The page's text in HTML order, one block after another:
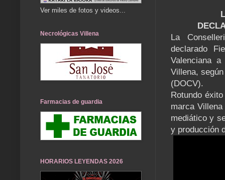
La
declarado
Valenciana
Villena,
(DOCV).
Rotundo
marca
mediático y
y producción
Ver miles de fotos y videos...
Necrológicas Villena
Farmacias de guardia
HORARIOS LEYENDAS 2026